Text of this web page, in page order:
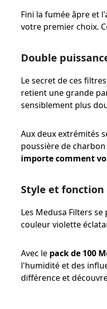
Fini la fumée âpre et
votre premier choix.
Double
Le secret de ces
retient une grande
sensiblement plus
Aux deux extrémités
poussière de
importe comment
Style et
Les Medusa Filters
couleur violette
Avec le pack de 100
l'humidité et des
différence et